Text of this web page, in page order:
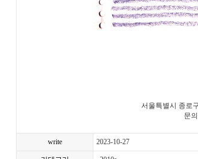
서울특별시 종로
문
write 2023-10-27